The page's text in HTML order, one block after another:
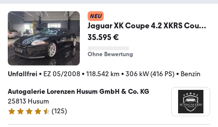
NEU
Jaguar XK Coupe 4.2 XKRS Coupe
RS 1of150
35.595 €
Ohne Bewertung
Unfallfrei • EZ 05/2008• 118.542 km • 306 kW (416 PS) • Benzin
Autogalerie Lorenzen Husum GmbH & Co. KG
25813 Husum
4.3 Sterne
(125)